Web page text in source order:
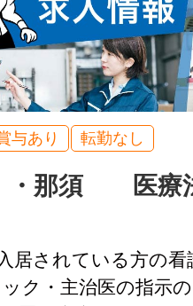
与あり 転勤なし
・那須 医療
されている方の看
・主治医の指示の